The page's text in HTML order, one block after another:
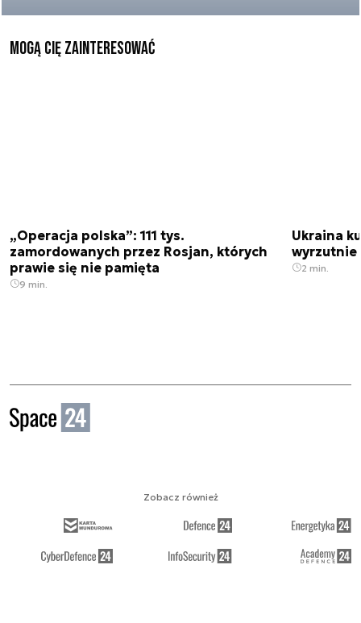
Mogą Cię zainteresować
„Operacja polska”: 111 tys.
zamordowanych przez Rosjan, których
prawie się nie pamięta
9 min.
Ukraina
wyrzutnie
2 min.
Zobacz również